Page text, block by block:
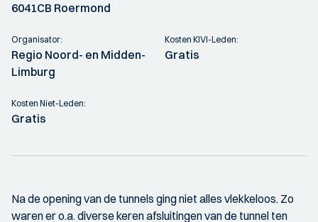
6041CB Roermond
Organisator:
Regio Noord- en Midden-
Limburg
Kosten KIVI-Leden:
Gratis
Kosten Niet-Leden:
Gratis
Na de opening van de tunnels ging niet alles vlekkeloos. Zo
waren er o.a. diverse keren afsluitingen van de tunnel ten